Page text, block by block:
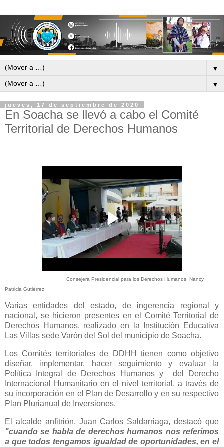
▼
▼
jueves, 17 de septiembre de 2020
En Soacha se llevó a cabo el Comité
Territorial de Derechos Humanos
Consejera Presidencial para los Derechos Humanos, Nancy
Patricia Gutiérrez
Varias entidades del estado, de ingerencia regional y
nacional, se hicieron presentes en el Comité Territorial de
Derechos Humanos, realizado en la Institución Educativa
Las Villas sede Varón del Sol del municipio de Soacha.
Los Comités territoriales de DDHH tienen como objetivo
diseñar, implementar, hacer seguimiento y evaluar la
Política Integral de Derechos Humanos y del Derecho
Internacional Humanitario en el nivel territorial, a través de
su incorporación en el Plan de Desarrollo y en su respectivo
Plan Plurianual de Inversiones.
El alcalde anfitrión, Juan Carlos Saldarriaga, destacó que
"cuando se habla de derechos humanos nos referimos
a que todos tengamos igualdad de oportunidades, en el